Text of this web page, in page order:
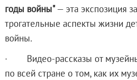
Посетителям
Справочная
О билетах, льготах и
Правила покупки и
годы войны"— эта экспозиция
трогательные аспекты жизни
войны.
· Видео-рассказы от
по всей стране о том, как их